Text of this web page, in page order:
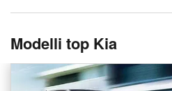
Modelli top Kia